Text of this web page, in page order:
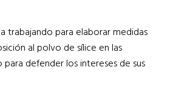
trabajando para elaborar medidas
al polvo de sílice en las
defender los intereses de sus